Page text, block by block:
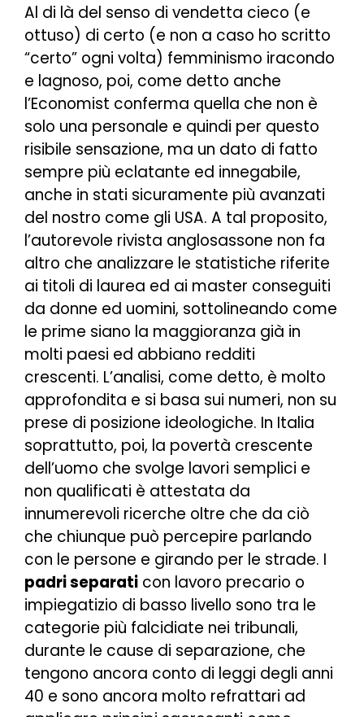
Al di là del senso di vendetta cieco (e
ottuso) di certo (e non a caso ho scritto
“certo” ogni volta) femminismo iracondo
e lagnoso, poi, come detto anche
l’Economist conferma quella che non è
solo una personale e quindi per questo
risibile sensazione, ma un dato di fatto
sempre più eclatante ed innegabile,
anche in stati sicuramente più avanzati
del nostro come gli USA. A tal proposito,
l’autorevole rivista anglosassone non fa
altro che analizzare le statistiche riferite
ai titoli di laurea ed ai master conseguiti
da donne ed uomini, sottolineando come
le prime siano la maggioranza già in
molti paesi ed abbiano redditi
crescenti. L’analisi, come detto, è molto
approfondita e si basa sui numeri, non su
prese di posizione ideologiche. In Italia
soprattutto, poi, la povertà crescente
dell’uomo che svolge lavori semplici e
non qualificati è attestata da
innumerevoli ricerche oltre che da ciò
che chiunque può percepire parlando
con le persone e girando per le strade. I
padri separati con lavoro precario o
impiegatizio di basso livello sono tra le
categorie più falcidiate nei tribunali,
durante le cause di separazione, che
tengono ancora conto di leggi degli anni
40 e sono ancora molto refrattari ad